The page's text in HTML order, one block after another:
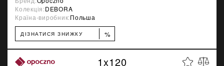
Колекція:DEBORA
Країна-виробник:Польша
ДІЗНАТИСЯ ЗНИЖКУ %
1x120